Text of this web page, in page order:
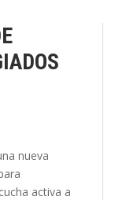
nueva
activa a